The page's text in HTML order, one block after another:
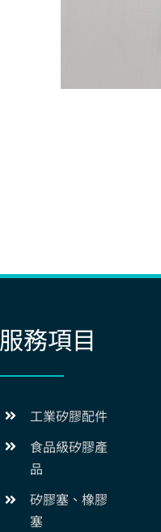
服務項目
工業矽膠配件
食品級矽膠產
品
矽膠塞、橡膠
塞